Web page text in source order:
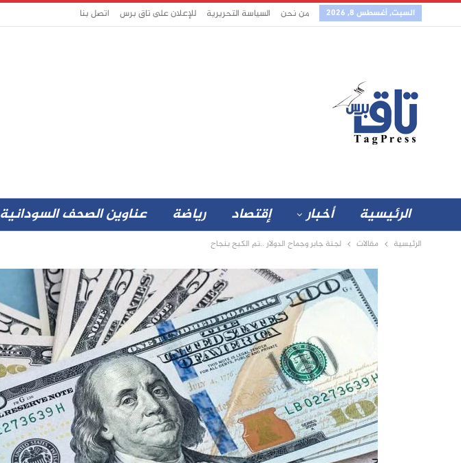
السبت, أغسطس 8, 2026 من نحن السياسة التحريرية للإعلان على تاق برس اتصل بنا
الرئيسية أخبار إقتصاد رياضة عناوين الصحف السودانية
الرئيسية مقالات لجنة جابر وجماح الدولار ..تم الكبح بنجاح